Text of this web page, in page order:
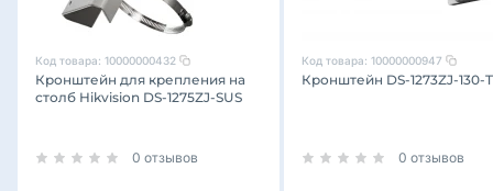
Код товара: 10000000432
Кронштейн для крепления на
столб Hikvision DS-1275ZJ-SUS
0 отзывов
Код товара: 10000000947
Кронштейн DS-1273ZJ-130-
0 отзывов